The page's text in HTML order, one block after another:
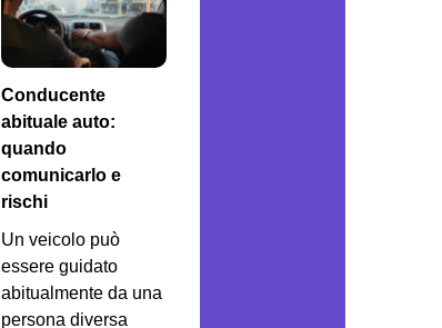
Conducente
abituale auto:
quando
comunicarlo e
rischi
Un veicolo può
essere guidato
abitualmente da una
persona diversa